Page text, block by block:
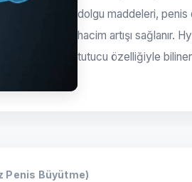
dolgu maddeleri, penis
hacim artışı sağlanır.
tutucu özelliğiyle
Penis Büyütme)